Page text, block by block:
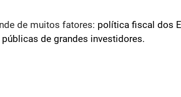
de muitos fatores: política fiscal dos
de grandes investidores.